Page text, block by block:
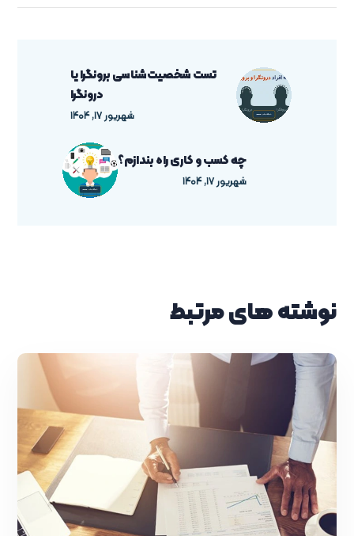
تست شخصیت‌شناسی برونگرا یا
درونگرا
شهریور ۱۷, ۱۴۰۴
چه کسب و کاری راه بندازم؟
شهریور ۱۷, ۱۴۰۴
نوشته های مرتبط